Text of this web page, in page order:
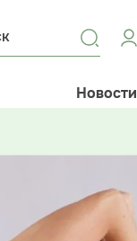
Новости